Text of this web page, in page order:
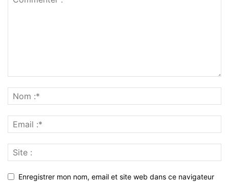
Enregistrer mon nom, email et site web dans ce navigateur